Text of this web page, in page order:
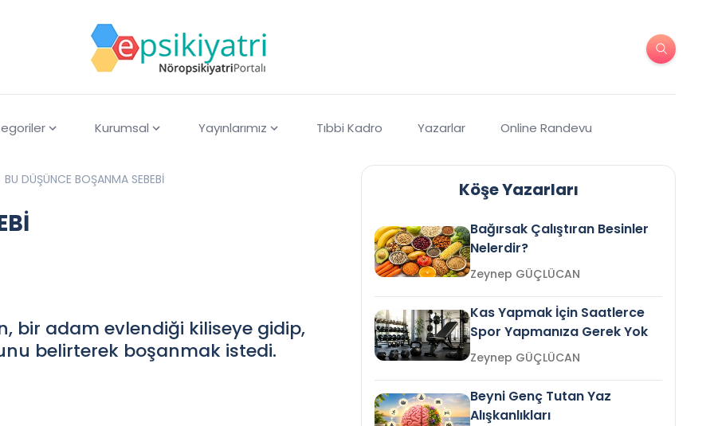
Kurumsal Yayınlarımız Tıbbi Kadro Yazarlar Online Randevu
BU DÜŞÜNCE BOŞANMA SEBEBİ
bir adam evlendiği kiliseye gidip,
belirterek boşanmak istedi.
Köşe Yazarları
Bağırsak Çalıştıran Besinler
Nelerdir?
Zeynep GÜÇLÜCAN
Kas Yapmak İçin Saatlerce
Spor Yapmanıza Gerek Yok
Zeynep GÜÇLÜCAN
Beyni Genç Tutan Yaz
Alışkanlıkları